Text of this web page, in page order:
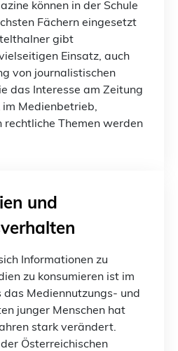
können in der Schule
Fächern eingesetzt
gibt
Einsatz, auch
von journalistischen
das Interesse am Zeitung
im Medienbetrieb,
rechtliche Themen werden
und
Informationen zu
zu konsumieren ist im
das Mediennutzungs- und
junger Menschen hat
stark verändert.
Österreichischen